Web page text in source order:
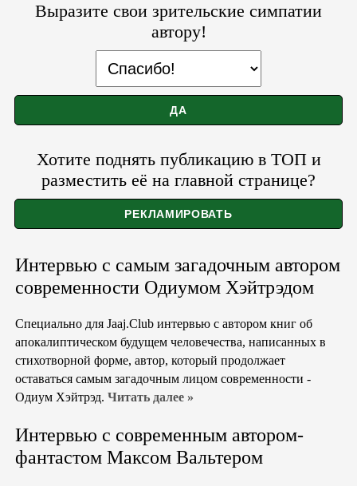
Выразите свои зрительские симпатии
автору!
Хотите поднять публикацию в ТОП и
разместить её на главной странице?
Интервью с самым загадочным автором
современности Одиумом Хэйтрэдом
Специально для Jaaj.Club интервью с автором книг об
апокалиптическом будущем человечества, написанных в
стихотворной форме, автор, который продолжает
оставаться самым загадочным лицом современности -
Одиум Хэйтрэд. Читать далее »
Интервью с современным автором-
фантастом Максом Вальтером